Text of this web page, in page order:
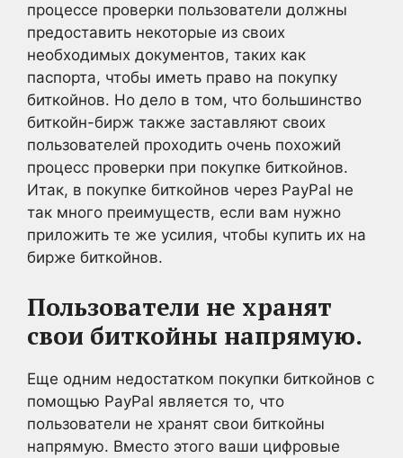
процессе проверки пользователи должны
предоставить некоторые из своих
необходимых документов, таких как
паспорта, чтобы иметь право на покупку
биткойнов. Но дело в том, что большинство
биткойн-бирж также заставляют своих
пользователей проходить очень похожий
процесс проверки при покупке биткойнов.
Итак, в покупке биткойнов через PayPal не
так много преимуществ, если вам нужно
приложить те же усилия, чтобы купить их на
бирже биткойнов.
Пользователи не хранят
свои биткойны напрямую.
Еще одним недостатком покупки биткойнов с
помощью PayPal является то, что
пользователи не хранят свои биткойны
напрямую. Вместо этого ваши цифровые